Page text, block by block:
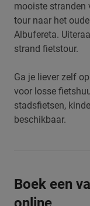
mooiste stranden
tour naar het
Albufereta.
strand fietstour.
Ga je liever zelf
voor losse
stadsfietsen,
beschikbaar.
Boek een